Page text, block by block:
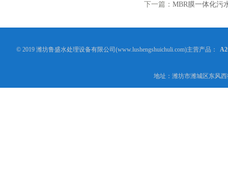
下一篇： MBR膜一体化污
© 2019 潍坊鲁盛水处理设备有限公司(www.lushengshuichuli.com)主营产品：
地址：潍坊市潍城区东风